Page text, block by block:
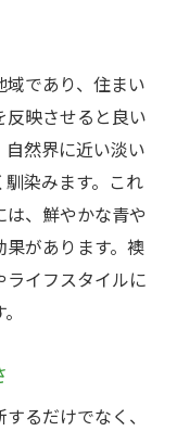
であり、住まい
映させると良い
然界に近い淡い
染みます。これ
、鮮やかな青や
があります。襖
イフスタイルに
るだけでなく、